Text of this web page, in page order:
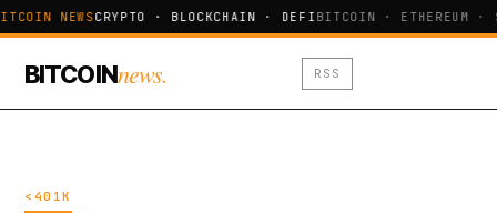
NEWSCRYPTO · BLOCKCHAIN · DEFIBITCOIN · ETHEREUM ·
BITCOINnews. RSS
<401K